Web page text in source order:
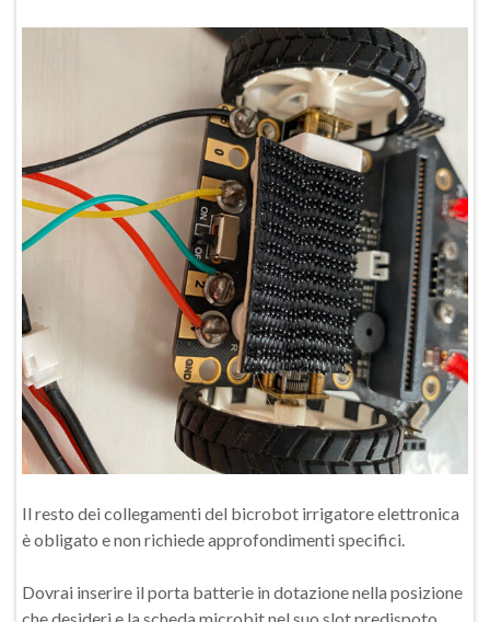
Il resto dei collegamenti del bicrobot irrigatore elettronica
è obligato e non richiede approfondimenti specifici.
Dovrai inserire il porta batterie in dotazione nella posizione